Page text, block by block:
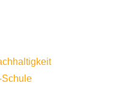
Schule